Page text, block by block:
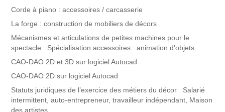
Corde à piano : accessoires / carcasserie
La forge : construction de mobiliers de décors
Mécanismes et articulations de petites machines pour le
spectacle Spécialisation accessoires : animation d’objets
CAO-DAO 2D et 3D sur logiciel Autocad
CAO-DAO 2D sur logiciel Autocad
Statuts juridiques de l’exercice des métiers du décor Salarié
intermittent, auto-entrepreneur, travailleur indépendant, Maison
des artistes…